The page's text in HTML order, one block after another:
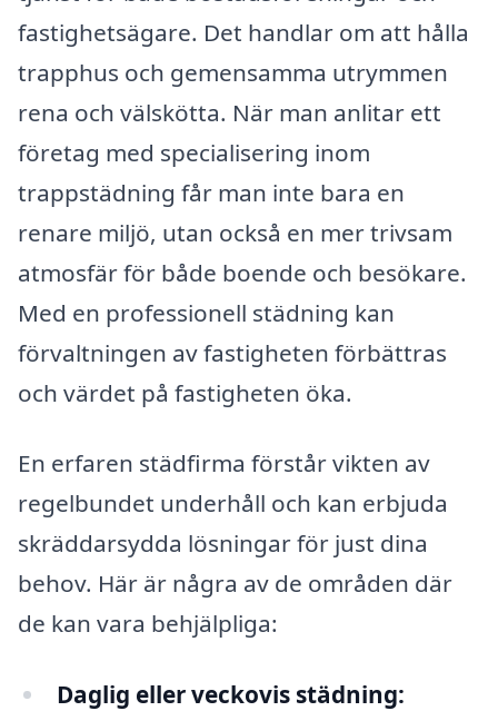
fastighetsägare. Det handlar om att hålla
trapphus och gemensamma utrymmen
rena och välskötta. När man anlitar ett
företag med specialisering inom
trappstädning får man inte bara en
renare miljö, utan också en mer trivsam
atmosfär för både boende och besökare.
Med en professionell städning kan
förvaltningen av fastigheten förbättras
och värdet på fastigheten öka.
En erfaren städfirma förstår vikten av
regelbundet underhåll och kan erbjuda
skräddarsydda lösningar för just dina
behov. Här är några av de områden där
de kan vara behjälpliga:
Daglig eller veckovis städning: